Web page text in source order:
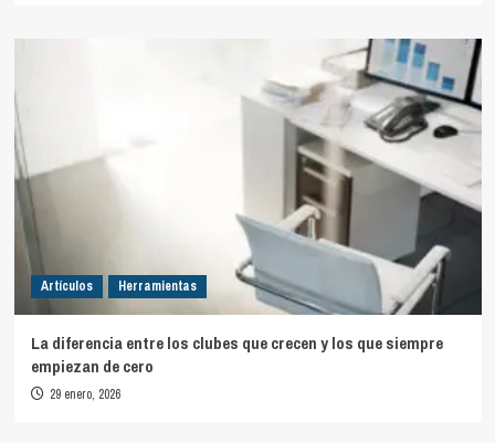
Artículos Herramientas
La diferencia entre los clubes que crecen y los que siempre
empiezan de cero
29 enero, 2026